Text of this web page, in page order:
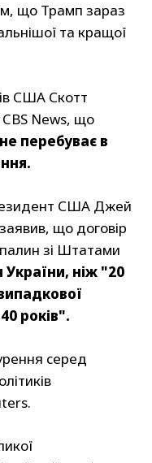
що Трамп зараз
та кращої
США Скотт
CBS News, що
перебуває в
США Джей
що договір
зі Штатами
ніж "20
років".
серед